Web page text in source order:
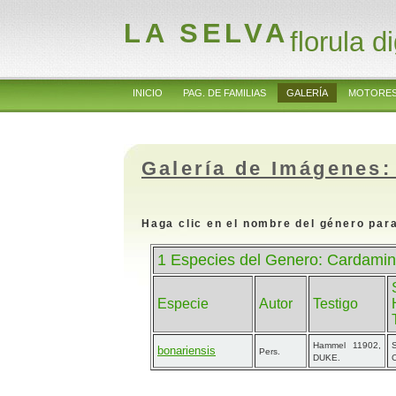
LA SELVAflorula
INICIO PAG. DE FAMILIAS GALERÍA
Galería de
Haga clic en el nombre del género
1 Especies del Genero:
Especie Autor Testigo
bonariensis Pers.
Hammel 11902,
DUKE.